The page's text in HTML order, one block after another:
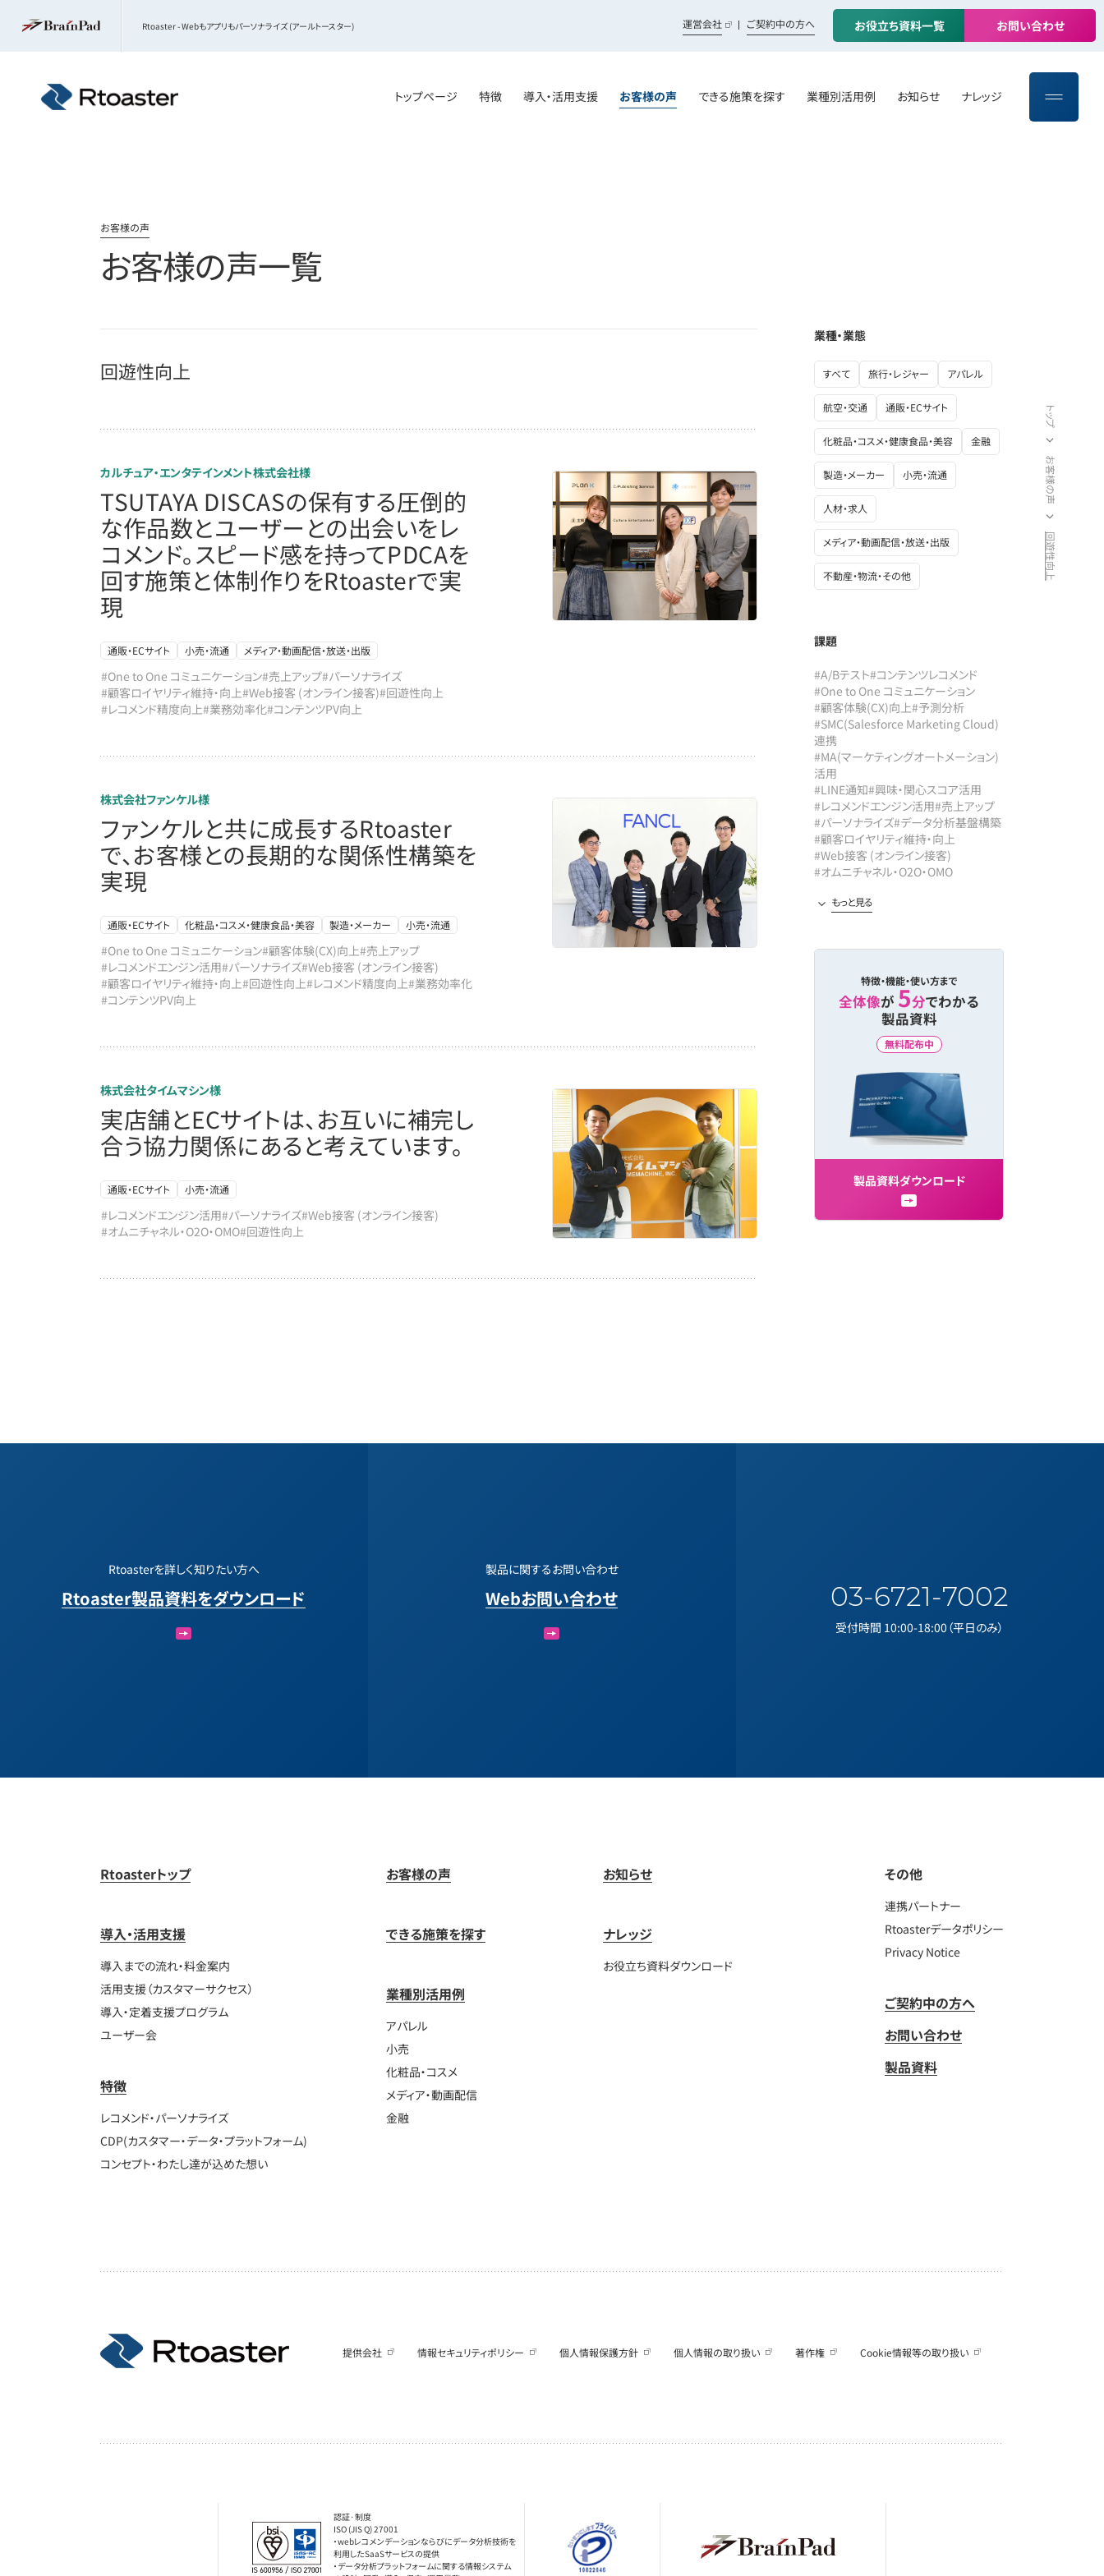
Rtoaster - Webもアプリもパーソナライズ (アールトースター) 運営会社 ご契約中の方へ お役立ち資料一覧 お問い合わせ
トップページ 特徴 導入・活用支援 お客様の声 できる施策を探す 業種別活用例 お知らせ ナレッジ
お客様の声
お客様の声一覧
トップ
お客様の声
回遊性向上
回遊性向上
カルチュア・エンタテインメント株式会社様
TSUTAYA DISCASの保有する圧倒的
な作品数とユーザーとの出会いをレ
コメンド。スピード感を持ってPDCAを
回す施策と体制作りをRtoasterで実
現
通販・ECサイト 小売・流通 メディア・動画配信・放送・出版
#One to One コミュニケーション#売上アップ#パーソナライズ
#顧客ロイヤリティ維持・向上#Web接客 (オンライン接客)#回遊性向上
#レコメンド精度向上#業務効率化#コンテンツPV向上
株式会社ファンケル様
ファンケルと共に成長するRtoaster
で、お客様との長期的な関係性構築を
実現
通販・ECサイト 化粧品・コスメ・健康食品・美容 製造・メーカー 小売・流通
#One to One コミュニケーション#顧客体験(CX)向上#売上アップ
#レコメンドエンジン活用#パーソナライズ#Web接客 (オンライン接客)
#顧客ロイヤリティ維持・向上#回遊性向上#レコメンド精度向上#業務効率化
#コンテンツPV向上
株式会社タイムマシン様
実店舗とECサイトは、お互いに補完し
合う協力関係にあると考えています。
通販・ECサイト 小売・流通
#レコメンドエンジン活用#パーソナライズ#Web接客 (オンライン接客)
#オムニチャネル・O2O・OMO#回遊性向上
業種・業態
すべて 旅行・レジャー アパレル
航空・交通 通販・ECサイト
化粧品・コスメ・健康食品・美容 金融
製造・メーカー 小売・流通
人材・求人
メディア・動画配信・放送・出版
不動産・物流・その他
課題
#A/Bテスト#コンテンツレコメンド
#One to One コミュニケーション
#顧客体験(CX)向上#予測分析
#SMC(Salesforce Marketing Cloud)
連携
#MA(マーケティングオートメーション)
活用
#LINE通知#興味・関心スコア活用
#レコメンドエンジン活用#売上アップ
#パーソナライズ#データ分析基盤構築
#顧客ロイヤリティ維持・向上
#Web接客 (オンライン接客)
#オムニチャネル・O2O・OMO
#回遊性向上
#コンテンツPV向上
特徴・機能・使い方まで
全体像が 5分でわかる
製品資料
無料配布中
製品資料ダウンロー ド
Rtoasterを詳しく知りたい方へ
Rtoaster製品資料をダウンロード
製品に関するお問い合わせ
Webお問い合わせ 03-6721-7002
受付時間 10:00-18:00（平日のみ）
Rtoasterトップ
導入・活用支援
導入までの流れ・料金案内
活用支援（カスタマーサクセス）
導入・定着支援プログラム
ユーザー会
特徴
レコメンド・パーソナライズ
CDP(カスタマー・データ・プラットフォーム)
コンセプト・わたし達が込めた想い
お客様の声
できる施策を探す
業種別活用例
アパレル
小売
化粧品・コスメ
メディア・動画配信
金融
お知らせ
ナレッジ
お役立ち資料ダウンロード
その他
連携パートナー
Rtoasterデータポリシー
Privacy Notice
ご契約中の方へ
お問い合わせ
製品資料
提供会社 情報セキュリティポリシー 個人情報保護方針 個人情報の取り扱い 著作権 Cookie情報等の取り扱い
認証·制度
ISO (JIS Q) 27001
・webレコメンデーションならびにデータ分析技術を
利用したSaaSサービスの提供
・データ分析プラットフォームに関する情報システム